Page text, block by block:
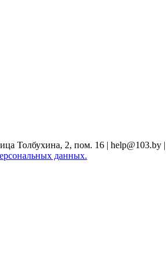
Толбухина, 2, пом. 16 | help@103.by |
данных.